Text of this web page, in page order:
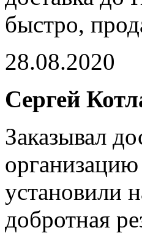
быстро,
28.08.2020
Сергей
Заказывал
установили
добротная